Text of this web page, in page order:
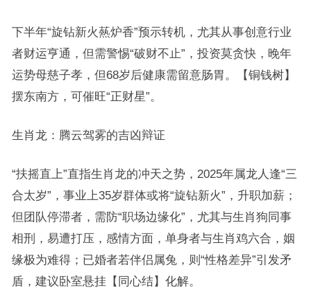
下半年“旋钻新火爇炉香”预示转机，尤其从事创意行业
者财运亨通，但需警惕“破财不止”，投资莫贪快，晚年
运势母慈子孝，但68岁后健康需留意肠胃。【铜钱树】
摆东南方，可催旺“正财星”。
生肖龙：腾云驾雾的吉凶辩证
“扶摇直上”直指生肖龙的冲天之势，2025年属龙人逢“三
合太岁”，事业上35岁群体或将“旋钻新火”，升职加薪；
但团队停滞者，需防“职场边缘化”，尤其与生肖狗同事
相刑，易遭打压，感情方面，单身者与生肖鸡六合，姻
缘极为难得；已婚者若伴侣属兔，则“性格差异”引发矛
盾，建议卧室悬挂【同心结】化解。